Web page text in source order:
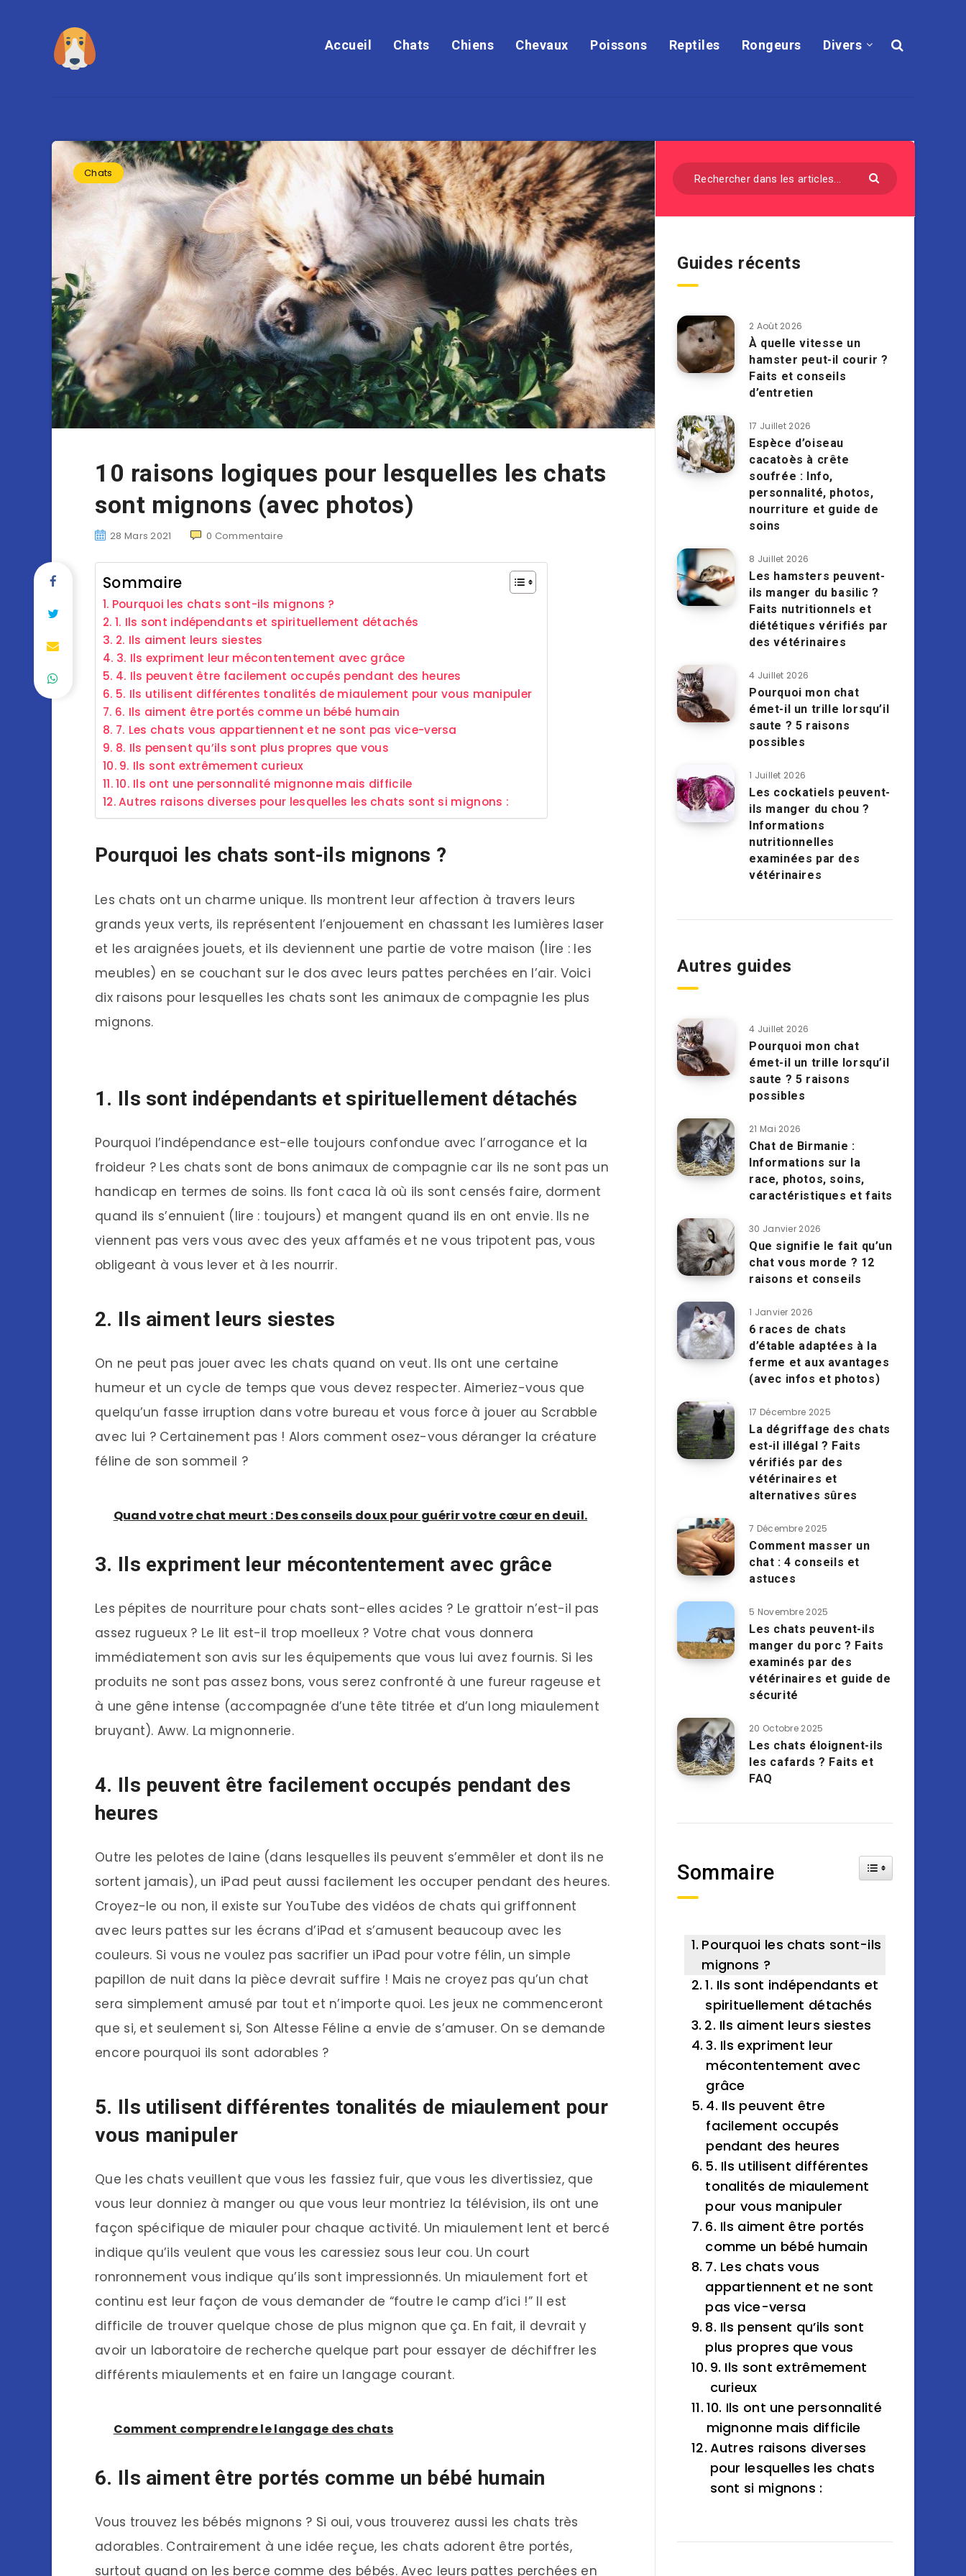
Accueil Chats Chiens Chevaux Poissons Reptiles Rongeurs Divers
Chats
10 raisons logiques pour lesquelles les chats
sont mignons (avec photos)
28 Mars 2021 0 Commentaire
Sommaire
Pourquoi les chats sont-ils mignons ?
1. Ils sont indépendants et spirituellement détachés
2. Ils aiment leurs siestes
3. Ils expriment leur mécontentement avec grâce
4. Ils peuvent être facilement occupés pendant des heures
5. Ils utilisent différentes tonalités de miaulement pour vous manipuler
6. Ils aiment être portés comme un bébé humain
7. Les chats vous appartiennent et ne sont pas vice-versa
8. Ils pensent qu’ils sont plus propres que vous
9. Ils sont extrêmement curieux
10. Ils ont une personnalité mignonne mais difficile
Autres raisons diverses pour lesquelles les chats sont si mignons :
Pourquoi les chats sont-ils mignons ?
Les chats ont un charme unique. Ils montrent leur affection à travers leurs
grands yeux verts, ils représentent l’enjouement en chassant les lumières laser
et les araignées jouets, et ils deviennent une partie de votre maison (lire : les
meubles) en se couchant sur le dos avec leurs pattes perchées en l’air. Voici
dix raisons pour lesquelles les chats sont les animaux de compagnie les plus
mignons.
1. Ils sont indépendants et spirituellement détachés
Pourquoi l’indépendance est-elle toujours confondue avec l’arrogance et la
froideur ? Les chats sont de bons animaux de compagnie car ils ne sont pas un
handicap en termes de soins. Ils font caca là où ils sont censés faire, dorment
quand ils s’ennuient (lire : toujours) et mangent quand ils en ont envie. Ils ne
viennent pas vers vous avec des yeux affamés et ne vous tripotent pas, vous
obligeant à vous lever et à les nourrir.
2. Ils aiment leurs siestes
On ne peut pas jouer avec les chats quand on veut. Ils ont une certaine
humeur et un cycle de temps que vous devez respecter. Aimeriez-vous que
quelqu’un fasse irruption dans votre bureau et vous force à jouer au Scrabble
avec lui ? Certainement pas ! Alors comment osez-vous déranger la créature
féline de son sommeil ?
Quand votre chat meurt : Des conseils doux pour guérir votre cœur en deuil.
3. Ils expriment leur mécontentement avec grâce
Les pépites de nourriture pour chats sont-elles acides ? Le grattoir n’est-il pas
assez rugueux ? Le lit est-il trop moelleux ? Votre chat vous donnera
immédiatement son avis sur les équipements que vous lui avez fournis. Si les
produits ne sont pas assez bons, vous serez confronté à une fureur rageuse et
à une gêne intense (accompagnée d’une tête titrée et d’un long miaulement
bruyant). Aww. La mignonnerie.
4. Ils peuvent être facilement occupés pendant des
heures
Outre les pelotes de laine (dans lesquelles ils peuvent s’emmêler et dont ils ne
sortent jamais), un iPad peut aussi facilement les occuper pendant des heures.
Croyez-le ou non, il existe sur YouTube des vidéos de chats qui griffonnent
avec leurs pattes sur les écrans d’iPad et s’amusent beaucoup avec les
couleurs. Si vous ne voulez pas sacrifier un iPad pour votre félin, un simple
papillon de nuit dans la pièce devrait suffire ! Mais ne croyez pas qu’un chat
sera simplement amusé par tout et n’importe quoi. Les jeux ne commenceront
que si, et seulement si, Son Altesse Féline a envie de s’amuser. On se demande
encore pourquoi ils sont adorables ?
5. Ils utilisent différentes tonalités de miaulement pour
vous manipuler
Que les chats veuillent que vous les fassiez fuir, que vous les divertissiez, que
vous leur donniez à manger ou que vous leur montriez la télévision, ils ont une
façon spécifique de miauler pour chaque activité. Un miaulement lent et bercé
indique qu’ils veulent que vous les caressiez sous leur cou. Un court
ronronnement vous indique qu’ils sont impressionnés. Un miaulement fort et
continu est leur façon de vous demander de “foutre le camp d’ici !” Il est
difficile de trouver quelque chose de plus mignon que ça. En fait, il devrait y
avoir un laboratoire de recherche quelque part pour essayer de déchiffrer les
différents miaulements et en faire un langage courant.
Comment comprendre le langage des chats
6. Ils aiment être portés comme un bébé humain
Vous trouvez les bébés mignons ? Si oui, vous trouverez aussi les chats très
adorables. Contrairement à une idée reçue, les chats adorent être portés,
surtout quand on les berce comme des bébés. Avec leurs pattes perchées en
Guides récents
2 Août 2026
À quelle vitesse un
hamster peut-il courir ?
Faits et conseils
d’entretien
17 Juillet 2026
Espèce d’oiseau
cacatoès à crête
soufrée : Info,
personnalité, photos,
nourriture et guide de
soins
8 Juillet 2026
Les hamsters peuvent-
ils manger du basilic ?
Faits nutritionnels et
diététiques vérifiés par
des vétérinaires
4 Juillet 2026
Pourquoi mon chat
émet-il un trille lorsqu’il
saute ? 5 raisons
possibles
1 Juillet 2026
Les cockatiels peuvent-
ils manger du chou ?
Informations
nutritionnelles
examinées par des
vétérinaires
Autres guides
4 Juillet 2026
Pourquoi mon chat
émet-il un trille lorsqu’il
saute ? 5 raisons
possibles
21 Mai 2026
Chat de Birmanie :
Informations sur la
race, photos, soins,
caractéristiques et faits
30 Janvier 2026
Que signifie le fait qu’un
chat vous morde ? 12
raisons et conseils
1 Janvier 2026
6 races de chats
d’étable adaptées à la
ferme et aux avantages
(avec infos et photos)
17 Décembre 2025
La dégriffage des chats
est-il illégal ? Faits
vérifiés par des
vétérinaires et
alternatives sûres
7 Décembre 2025
Comment masser un
chat : 4 conseils et
astuces
5 Novembre 2025
Les chats peuvent-ils
manger du porc ? Faits
examinés par des
vétérinaires et guide de
sécurité
20 Octobre 2025
Les chats éloignent-ils
les cafards ? Faits et
FAQ
Sommaire Toggle Table of
Pourquoi les chats sont-ils
mignons ?
1. Ils sont indépendants et
spirituellement détachés
2. Ils aiment leurs siestes
3. Ils expriment leur
mécontentement avec
grâce
4. Ils peuvent être
facilement occupés
pendant des heures
5. Ils utilisent différentes
tonalités de miaulement
pour vous manipuler
6. Ils aiment être portés
comme un bébé humain
7. Les chats vous
appartiennent et ne sont
pas vice-versa
8. Ils pensent qu’ils sont
plus propres que vous
9. Ils sont extrêmement
curieux
10. Ils ont une personnalité
mignonne mais difficile
Autres raisons diverses
pour lesquelles les chats
sont si mignons :